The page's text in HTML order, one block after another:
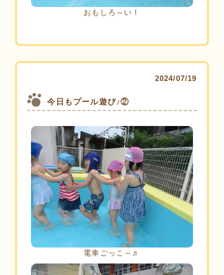
おもしろ～い！
2024/07/19
今日もプール遊び♪②
電車ごっこ～♬